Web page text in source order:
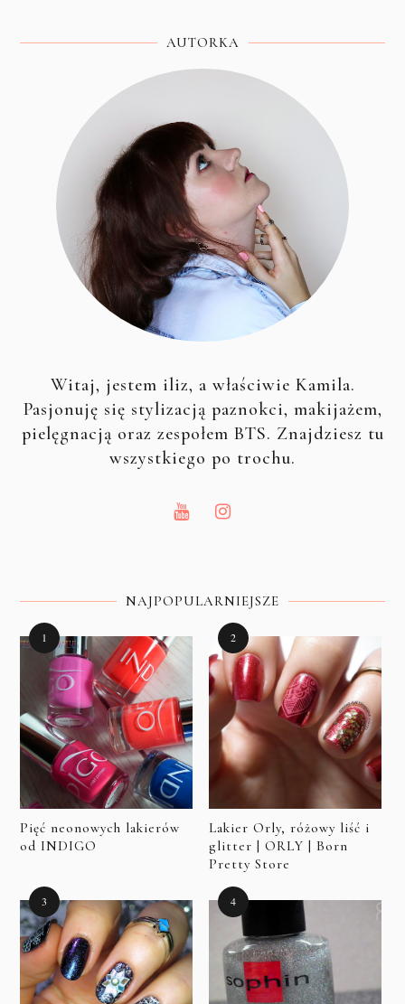
AUTORKA
Witaj, jestem iliz, a właściwie Kamila.
Pasjonuję się stylizacją paznokci, makijażem,
pielęgnacją oraz zespołem BTS. Znajdziesz tu
wszystkiego po trochu.
NAJPOPULARNIEJSZE
Pięć neonowych lakierów
od INDIGO
Lakier Orly, różowy liść i
glitter | ORLY | Born
Pretty Store